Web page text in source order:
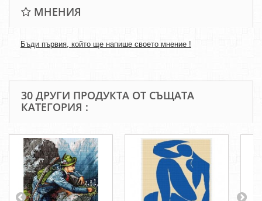
МНЕНИЯ
Бъди първия, който ще напише своето мнение !
30 ДРУГИ ПРОДУКТА ОТ СЪЩАТА
КАТЕГОРИЯ :